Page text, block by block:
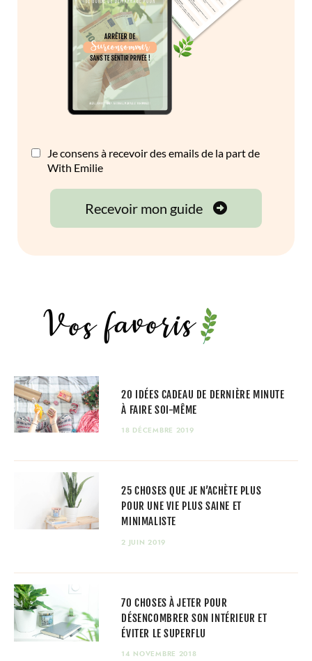
20 IDÉES CADEAU DE DERNIÈRE MINUTE
À FAIRE SOI-MÊME
18 DÉCEMBRE 2019
25 CHOSES QUE JE N’ACHÈTE PLUS
POUR UNE VIE PLUS SAINE ET
MINIMALISTE
2 JUIN 2019
70 CHOSES À JETER POUR
DÉSENCOMBRER SON INTÉRIEUR ET
ÉVITER LE SUPERFLU
14 NOVEMBRE 2018